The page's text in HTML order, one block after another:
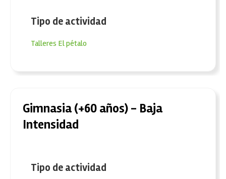
Tipo de actividad
Talleres El pétalo
Gimnasia (+60 años) - Baja
Intensidad
Tipo de actividad